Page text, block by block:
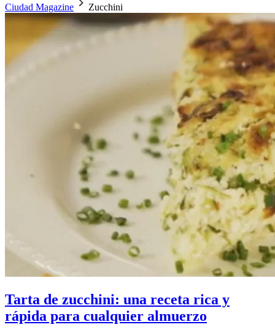
Ciudad Magazine Zucchini
Tarta de zucchini: una receta rica y
rápida para cualquier almuerzo